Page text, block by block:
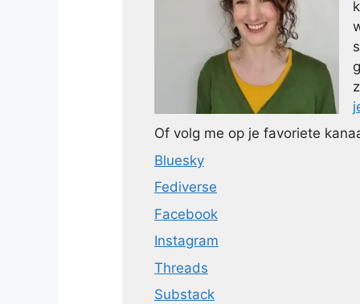
Of volg me op je favoriete
Bluesky
Fediverse
Facebook
Instagram
Threads
Substack